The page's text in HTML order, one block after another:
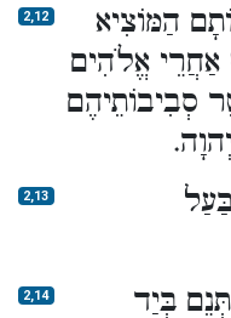
2,12
הַמּוֹצִיא
אַחֲרֵי אֱלֹהִים
סְבִיבוֹתֵיהֶם
2,13
2,14
בְּיַד